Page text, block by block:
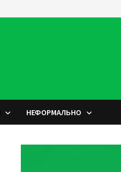
НЕФОРМАЛЬНО